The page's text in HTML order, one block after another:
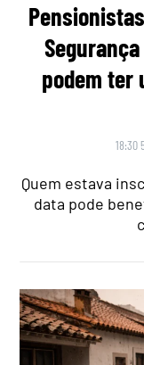
podem ter
18:30
Quem estava
data pode